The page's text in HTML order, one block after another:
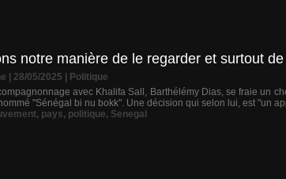
notre manière de le regarder et surtout
| 28/05/2025
Politique
avec Khalifa Sall, Barthélémy Dias, se fraie un
"Sénégal bi nu bokk". Une décision qui selon lui, est "un
, pays, politique, Senegal